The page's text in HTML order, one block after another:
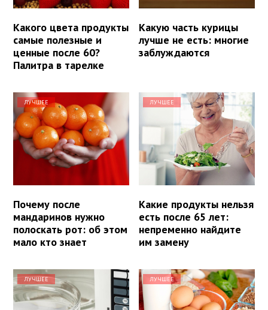
Какого цвета продукты
самые полезные и
ценные после 60?
Палитра в тарелке
Какую часть курицы
лучше не есть: многие
заблуждаются
ЛУЧШЕЕ
Почему после
мандаринов нужно
полоскать рот: об этом
мало кто знает
ЛУЧШЕЕ
Какие продукты нельзя
есть после 65 лет:
непременно найдите
им замену
ЛУЧШЕЕ ЛУЧШЕЕ